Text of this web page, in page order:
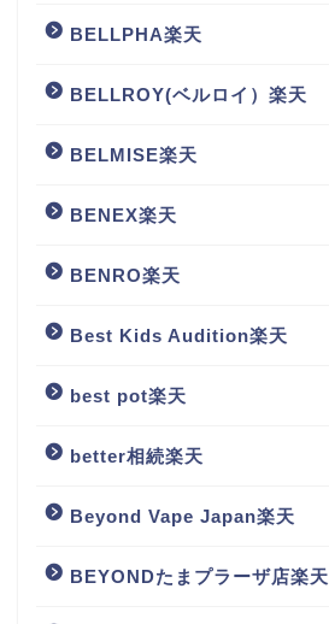
BELLPHA楽天
BELLROY(ベルロイ）楽天
BELMISE楽天
BENEX楽天
BENRO楽天
Best Kids Audition楽天
best pot楽天
better相続楽天
Beyond Vape Japan楽天
BEYONDたまプラーザ店楽天